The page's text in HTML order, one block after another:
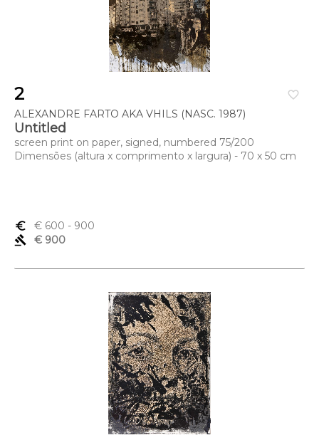
favorite_border
2
ALEXANDRE FARTO AKA VHILS (NASC. 1987)
Untitled
screen print on paper, signed, numbered 75/200
Dimensões (altura x comprimento x largura) - 70 x 50 cm
euro_symbol € 600 - 900
gavel
€ 900